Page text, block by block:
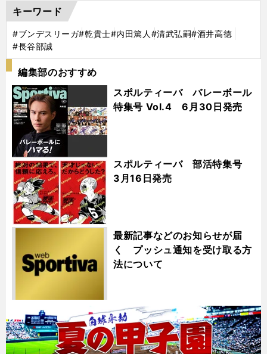
キーワード
#ブンデスリーガ#乾貴士#内田篤人 #清武弘嗣#酒井高徳
#長谷部誠
編集部のおすすめ
スポルティーバ バレーボール
特集号 Vol.4 6月30日発売
スポルティーバ 部活特集号
3月16日発売
最新記事などのお知らせが届
く プッシュ通知を受け取る方
法について